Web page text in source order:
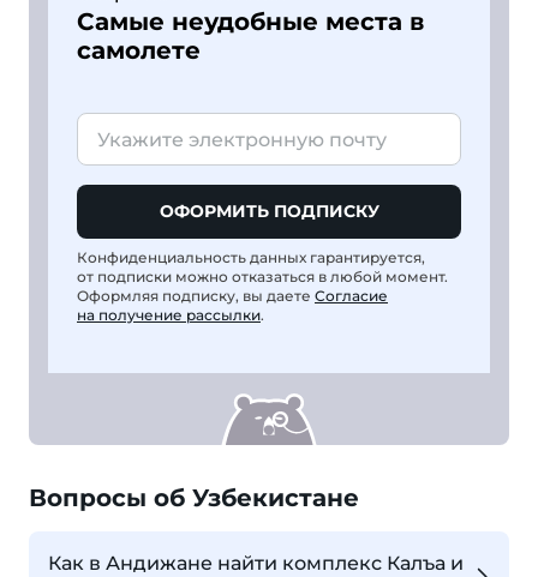
Самые неудобные места в
самолете
ОФОРМИТЬ ПОДПИСКУ
Конфиденциальность данных гарантируется,
от подписки можно отказаться в любой момент.
Оформляя подписку, вы даете Согласие
на получение рассылки.
Вопросы об Узбекистане
Как в Андижане найти комплекс Калъа и